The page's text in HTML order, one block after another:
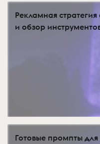
Рекламная
и обзор
Готовые промпты